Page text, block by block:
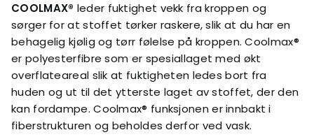
COOLMAX® leder fuktighet vekk fra kroppen og
sørger for at stoffet tørker raskere, slik at du har en
behagelig kjølig og tørr følelse på kroppen. Coolmax®
er polyesterfibre som er spesiallaget med økt
overflateareal slik at fuktigheten ledes bort fra
huden og ut til det ytterste laget av stoffet, der den
kan fordampe. Coolmax® funksjonen er innbakt i
fiberstrukturen og beholdes derfor ved vask.